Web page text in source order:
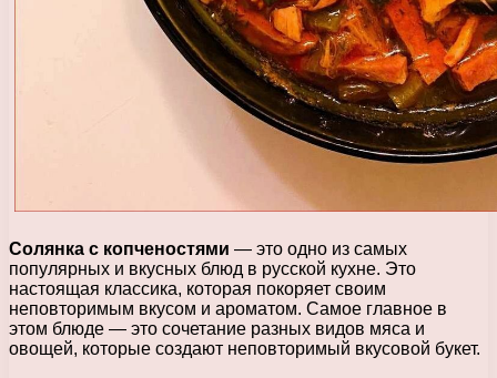
Солянка с копченостями — это одно из самых
популярных и вкусных блюд в русской кухне. Это
настоящая классика, которая покоряет своим
неповторимым вкусом и ароматом. Самое главное в
этом блюде — это сочетание разных видов мяса и
овощей, которые создают неповторимый вкусовой букет.